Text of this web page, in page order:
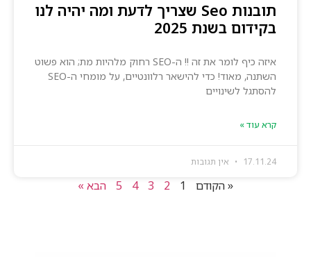
תובנות Seo שצריך לדעת ומה יהיה לנו
בקידום בשנת 2025
איזה כיף לומר את זה !! ה-SEO רחוק מלהיות מת; הוא פשוט
השתנה, מאוד! כדי להישאר רלוונטיים, על מומחי ה-SEO
להסתגל לשינויים
קרא עוד »
17.11.24 אין תגובות
« הקודם 1
2
3
4
5 הבא »